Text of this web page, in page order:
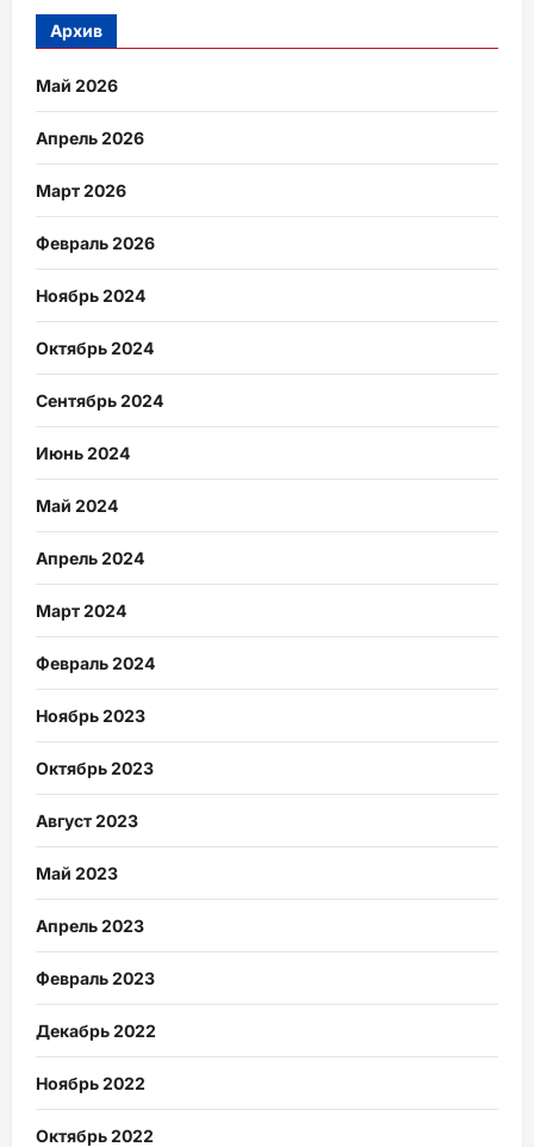
Архив
Май 2026
Апрель 2026
Март 2026
Февраль 2026
Ноябрь 2024
Октябрь 2024
Сентябрь 2024
Июнь 2024
Май 2024
Апрель 2024
Март 2024
Февраль 2024
Ноябрь 2023
Октябрь 2023
Август 2023
Май 2023
Апрель 2023
Февраль 2023
Декабрь 2022
Ноябрь 2022
Октябрь 2022